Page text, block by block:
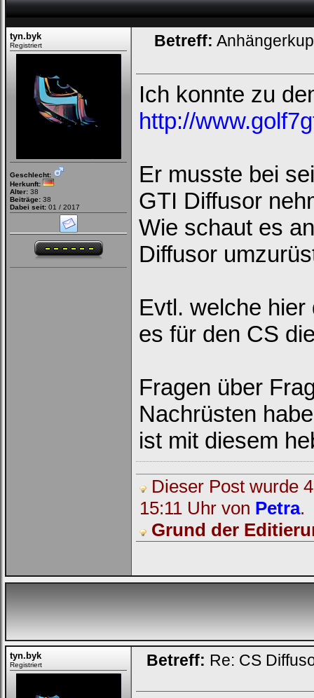
Loginbox
bitte
Benutzernamen
und
Kennwort
ein,
tyn.byk
Registriert
Geschlecht:
Herkunft:
Alter: 38
Beiträge: 38
Dabei seit: 01 / 2017
Betreff:
Ich konnte zu
http://
Er musste bei
GTI Diffusor
Wie schaut es
Diffusor
Evtl. welche
es für den CS
Fragen über
Nachrüsten
ist mit diesem
Dieser Post wurde
15:11 Uhr von Petra.
Grund der
tyn.byk
Registriert Betreff: Re: CS